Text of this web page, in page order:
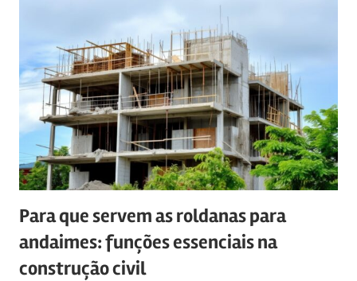
Para que servem as roldanas para
andaimes: funções essenciais na
construção civil